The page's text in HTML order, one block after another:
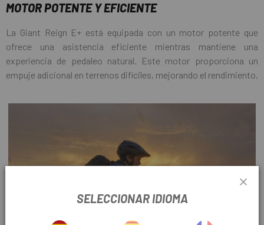
MOTOR POTENTE Y EFICIENTE
La Giant Reign E+ está equipada con un motor potente que
ofrece una asistencia eficiente mientras mantiene una
experiencia de pedaleo natural. Este motor proporciona un
empuje adicional en terrenos difíciles, mejorando el rendimiento.
SELECCIONAR IDIOMA